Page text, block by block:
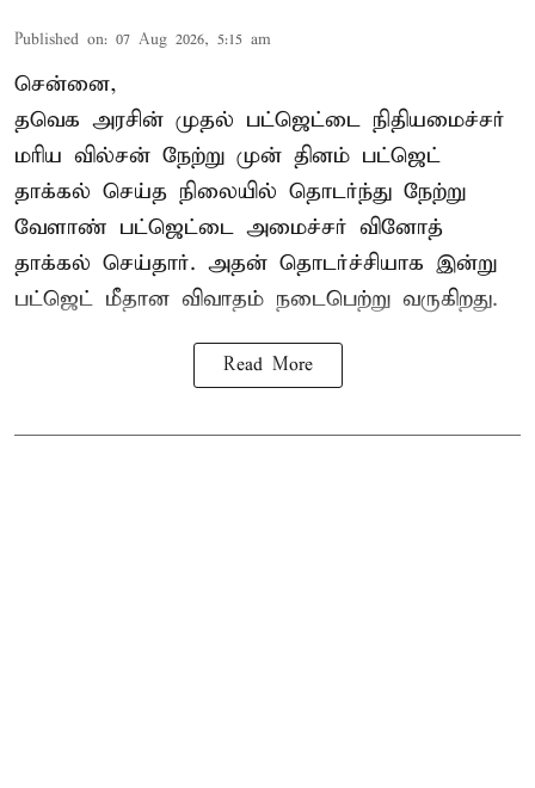
Published on: 07 Aug 2026, 5:15 am
சென்னை,
தவெக அரசின் முதல் பட்ஜெட்டை நிதியமைச்சர்
மரிய வில்சன் நேற்று முன் தினம் பட்ஜெட்
தாக்கல் செய்த நிலையில் தொடர்ந்து நேற்று
வேளாண் பட்ஜெட்டை அமைச்சர் வினோத்
தாக்கல் செய்தார். அதன் தொடர்ச்சியாக இன்று
பட்ஜெட் மீதான விவாதம் நடைபெற்று வருகிறது.
Read More